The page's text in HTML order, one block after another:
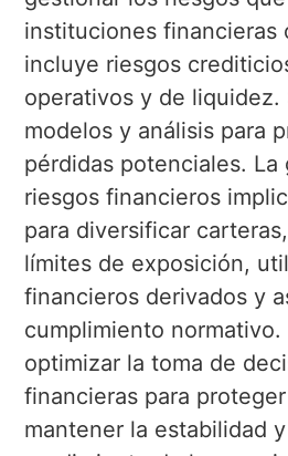
instituciones financieras
incluye riesgos
operativos y de liquidez.
modelos y análisis para
pérdidas potenciales. La
riesgos financieros
para diversificar
límites de exposición,
financieros derivados y
cumplimiento
optimizar la toma de
financieras para
mantener la estabilidad